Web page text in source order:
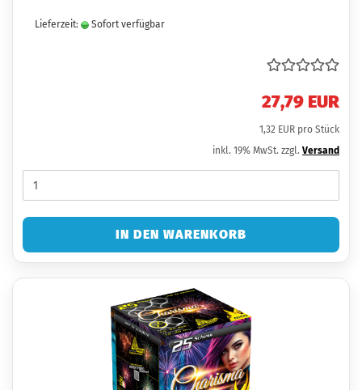
Lieferzeit: Sofort verfügbar
27,79 EUR
1,32 EUR pro Stück
inkl. 19% MwSt. zzgl. Versand
IN DEN WARENKORB